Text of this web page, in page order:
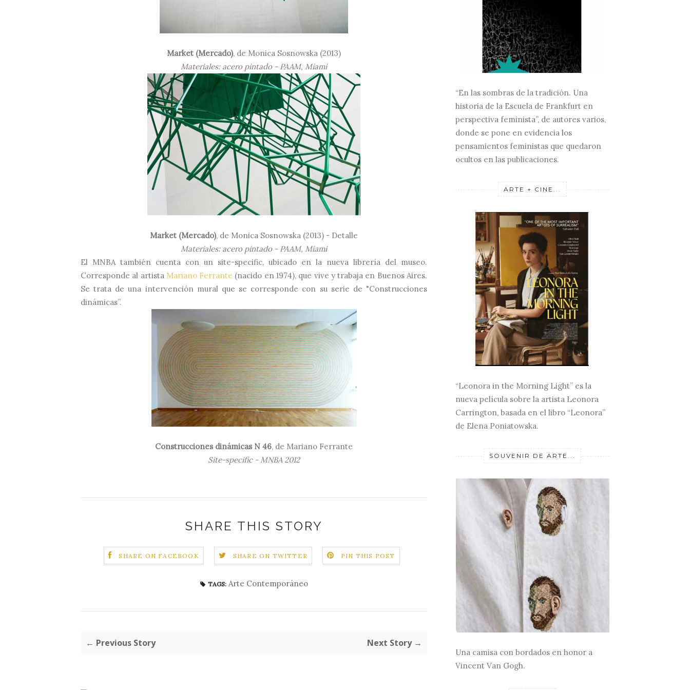
Market (Mercado), de Monica Sosnowska (2013)
Materiales: acero pintado - PAAM, Miami
Market (Mercado), de Monica Sosnowska (2013) - Detalle
Materiales: acero pintado - PAAM, Miami
El MNBA también cuenta con un site-specific, ubicado en la nueva librería del museo.
Corresponde al artista Mariano Ferrante (nacido en 1974), que vive y trabaja en Buenos Aires.
Se trata de una intervención mural que se corresponde con su serie de "Construcciones
dinámicas”.
Construcciones dinámicas N 46, de Mariano Ferrante
Site-specific - MNBA 2012
SHARE THIS STORY
SHARE ON FACEBOOK SHARE ON TWITTER PIN THIS POST
TAGS: Arte Contemporáneo
← Previous Story Next Story →
“En las sombras de la tradición. Una
historia de la Escuela de Frankfurt en
perspectiva feminista”, de autores varios,
donde se pone en evidencia los
pensamientos feministas que quedaron
ocultos en las publicaciones.
ARTE + CINE...
“Leonora in the Morning Light” es la
nueva película sobre la artista Leonora
Carrington, basada en el libro “Leonora”
de Elena Poniatowska.
SOUVENIR DE ARTE...
Una camisa con bordados en honor a
Vincent Van Gogh.